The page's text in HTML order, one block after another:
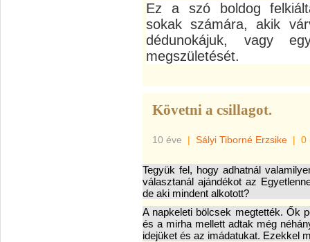
Ez a szó boldog
sokak számára, akik
dédunokájuk, vagy
megszületését.
Követni a csillagot.
10 éve | Sályi Tiborné Erzsike | 0
Tegyük fel, hogy adhatnál
választanál ajándékot az
de aki mindent alkotott?
A napkeleti bölcsek megtették. Ők
és a mirha mellett adtak még
idejüket és az imádatukat. Ezekkel